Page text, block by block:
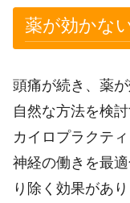
薬が効かな
頭痛が続き、薬
自然な方法を検
カイロプラクテ
神経の働きを最
り除く効果があり